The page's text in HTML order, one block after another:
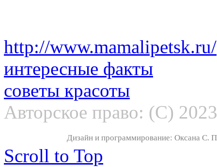
http://www.mamalipetsk.ru/
интересные факты
советы красоты
Авторское право: (С)
Дизайн и программирование: Оксана С.
Scroll to Top